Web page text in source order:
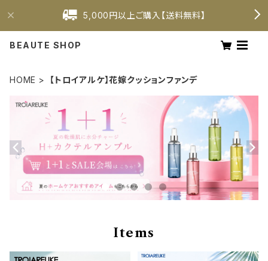
5,000円以上ご購入【送料無料】
BEAUTE SHOP
HOME 【トロイアルケ】花嫁クッションファンデ
Items